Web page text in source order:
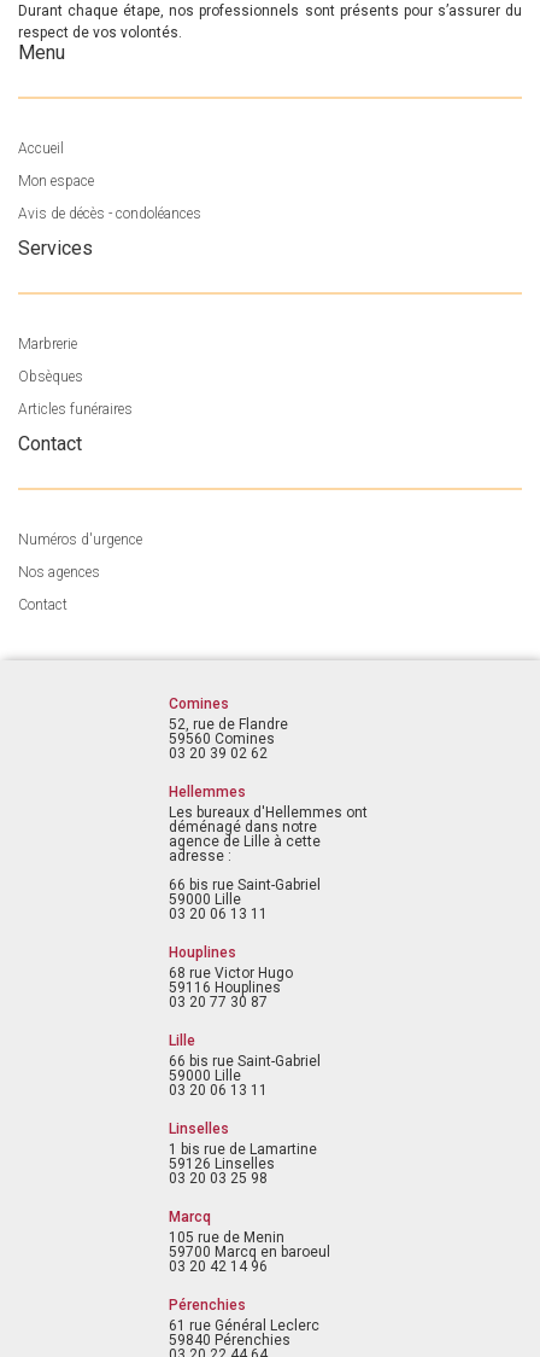
Durant chaque étape, nos professionnels sont présents pour s’assurer du
respect de vos volontés.
Menu
Accueil
Mon espace
Avis de décès - condoléances
Services
Marbrerie
Obsèques
Articles funéraires
Contact
Numéros d'urgence
Nos agences
Contact
Comines
52, rue de Flandre
59560 Comines
03 20 39 02 62
Hellemmes
Les bureaux d'Hellemmes ont
déménagé dans notre
agence de Lille à cette
adresse :
66 bis rue Saint-Gabriel
59000 Lille
03 20 06 13 11
Houplines
68 rue Victor Hugo
59116 Houplines
03 20 77 30 87
Lille
66 bis rue Saint-Gabriel
59000 Lille
03 20 06 13 11
Linselles
1 bis rue de Lamartine
59126 Linselles
03 20 03 25 98
Marcq
105 rue de Menin
59700 Marcq en baroeul
03 20 42 14 96
Pérenchies
61 rue Général Leclerc
59840 Pérenchies